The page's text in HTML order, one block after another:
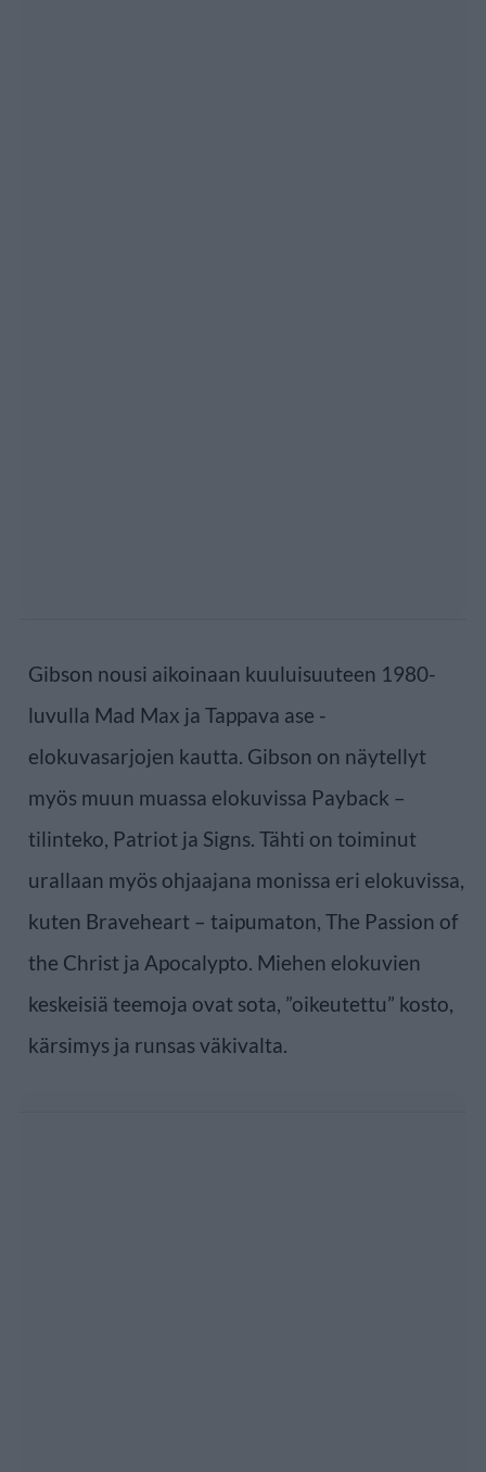
Gibson nousi aikoinaan kuuluisuuteen 1980-
luvulla Mad Max ja Tappava ase -
elokuvasarjojen kautta. Gibson on näytellyt
myös muun muassa elokuvissa Payback –
tilinteko, Patriot ja Signs. Tähti on toiminut
urallaan myös ohjaajana monissa eri elokuvissa,
kuten Braveheart – taipumaton, The Passion of
the Christ ja Apocalypto. Miehen elokuvien
keskeisiä teemoja ovat sota, ”oikeutettu” kosto,
kärsimys ja runsas väkivalta.